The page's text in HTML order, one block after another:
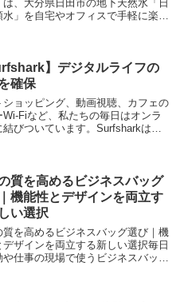
は、大分県日田市の地下天然水「日
水」を自宅やオフィスで手軽に楽し
のコーヒ...】デジタルライフの
確保
ショッピング、動画視聴、カフェの
Wi-Fiなど、私たちの毎日はオンラ
結びついています。Surfsharkは通
質を高めるビジネスバッグ
機能性とデザインを両立す
い選択
質を高めるビジネスバッグ選び｜機
デザインを両立する新しい選択毎日
や仕事の現場で使うビジネスバッグ